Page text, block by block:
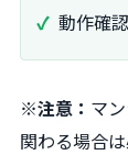
動作確
※注意： マ
関わる場合